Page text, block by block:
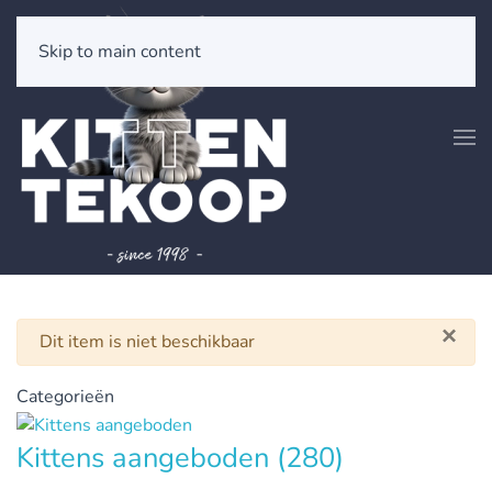
Skip to main content
×
Waarschuwing
Dit item is niet beschikbaar
Categorieën
Kittens aangeboden (280)